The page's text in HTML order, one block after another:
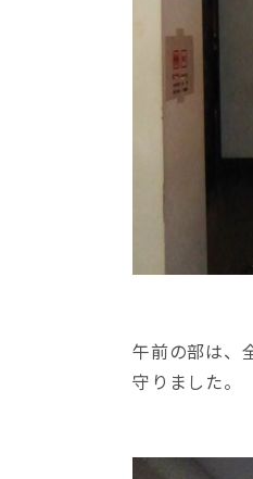
午前の部は、
守りました。